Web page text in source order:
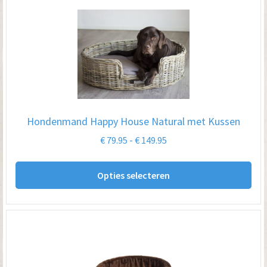
Hondenmand Happy House Natural met Kussen
€ 79.95 - € 149.95
€ 149.95
Opties selecteren
Dit